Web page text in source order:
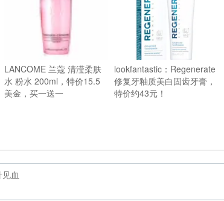
LANCOME 兰蔻 清滢柔肤
水 粉水 200ml，特价15.5
美金，买一送一
lookfantastic：Regenerate
修复牙釉质美白固齿牙膏，
特价约43元！